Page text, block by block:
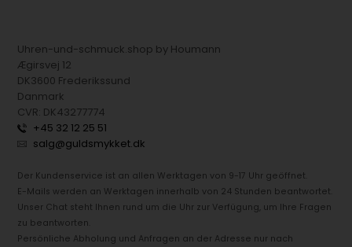
Uhren-und-schmuck.shop by Houmann
Ægirsvej 12
DK3600 Frederikssund
Danmark
CVR: DK43277774
+45 32 12 25 51
salg@guldsmykket.dk
Der Kundenservice ist an allen Werktagen von 9-17 Uhr geöffnet.
E-Mails werden an Werktagen innerhalb von 24 Stunden beantwortet.
Unser Chat steht Ihnen rund um die Uhr zur Verfügung, um Ihre Fragen
zu beantworten.
Persönliche Abholung und Anfragen an der Adresse nur nach